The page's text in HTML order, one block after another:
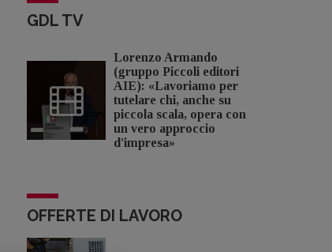
GDL TV
Lorenzo Armando
(gruppo Piccoli editori
AIE): «Lavoriamo per
tutelare chi, anche su
piccola scala, opera con
un vero approccio
d'impresa»
OFFERTE DI LAVORO